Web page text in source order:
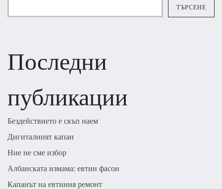
ТЪРСЕНЕ
Последни
публикации
Бездействието е скъп наем
Дигиталният капан
Ние не сме избор
Албанската измама: евтин фасон
Капанът на евтиния ремонт